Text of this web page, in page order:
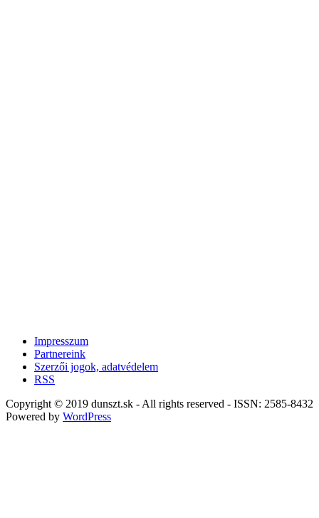
Impresszum
Partnereink
Szerzői jogok, adatvédelem
RSS
Copyright © 2019 dunszt.sk - All rights reserved - ISSN: 2585-8432
Powered by WordPress